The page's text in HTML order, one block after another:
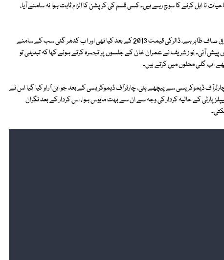
نا اہل کرنے کا سوچ رہے ہیں۔ کسی قسم کی کرپشن کا الزام ثابت ہوا نہ سامنے آیا،
نوازشریف کا کہنا تھا کہ کراچی، پنجاب اورپشاوردیکھ لیں، فرق صاف ظاہر ہے، ڈالرکی قیمت 2013 کے بعد کیا تھی اور اب کدھر گئی سب کے سامنے
آئی۔ نواز شریف نے عمران خان کے جلسوں پر تبصرہ کرتے ہوئے کہا کہ تبدیلی تو
اب گلی محلوں میں کرتے ہیں۔
ڈیموکریسی سے پیچھے ہٹی، چارٹرآف ڈیموکریسی کے بعد جو این آراو کیا گیا اس نے
پارٹی کے حالیہ کردار کی وجہ سے ان سے بہت مایوس ہوا، اس کردار کے بعد نگران